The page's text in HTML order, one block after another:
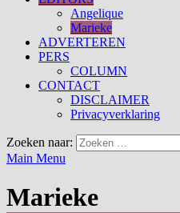
Angelique
Marieke
ADVERTEREN
PERS
COLUMN
CONTACT
DISCLAIMER
Privacyverklaring
Zoeken naar:
Main Menu
Marieke